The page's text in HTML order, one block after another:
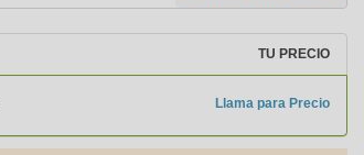
TU PRECIO
Llama para Precio